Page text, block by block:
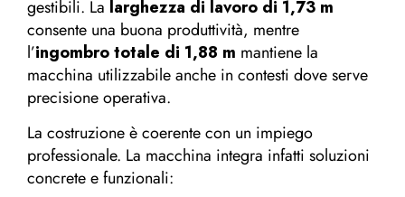
gestibili. La larghezza di lavoro di 1,73 m
consente una buona produttività, mentre
l’ingombro totale di 1,88 m mantiene la
macchina utilizzabile anche in contesti dove serve
precisione operativa.
La costruzione è coerente con un impiego
professionale. La macchina integra infatti soluzioni
concrete e funzionali: